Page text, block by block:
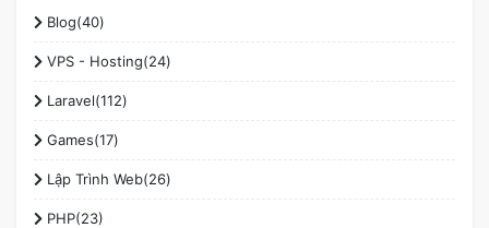
Blog(40)
VPS - Hosting(24)
Laravel(112)
Games(17)
Lập Trình Web(26)
PHP(23)